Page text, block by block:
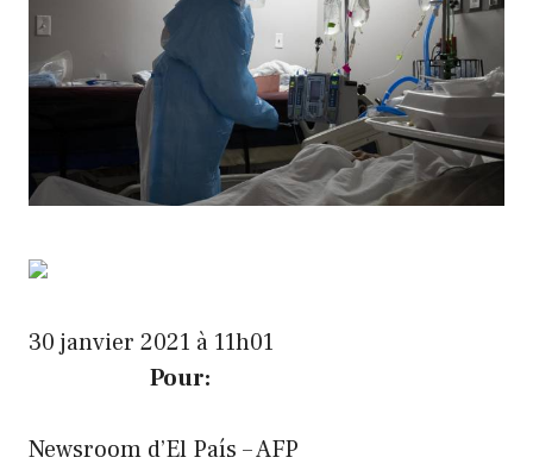
30 janvier 2021 à 11h01
Pour:
Newsroom d’El País – AFP